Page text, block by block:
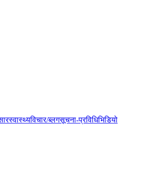
स्वास्थ्यविचार/ब्लगसूचना-प्रविधिभिडियो